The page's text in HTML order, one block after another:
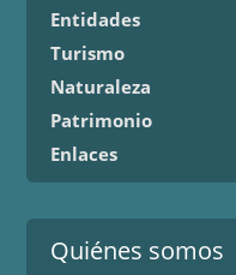
Entidades
Turismo
Naturaleza
Patrimonio
Enlaces
Quiénes somos